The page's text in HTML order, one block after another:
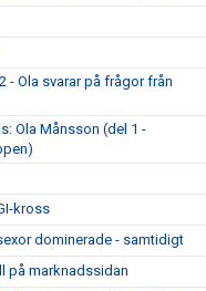
- Ola svarar på frågor från
Ola Månsson (del 1 -
kross
dominerade - samtidigt
på marknadssidan